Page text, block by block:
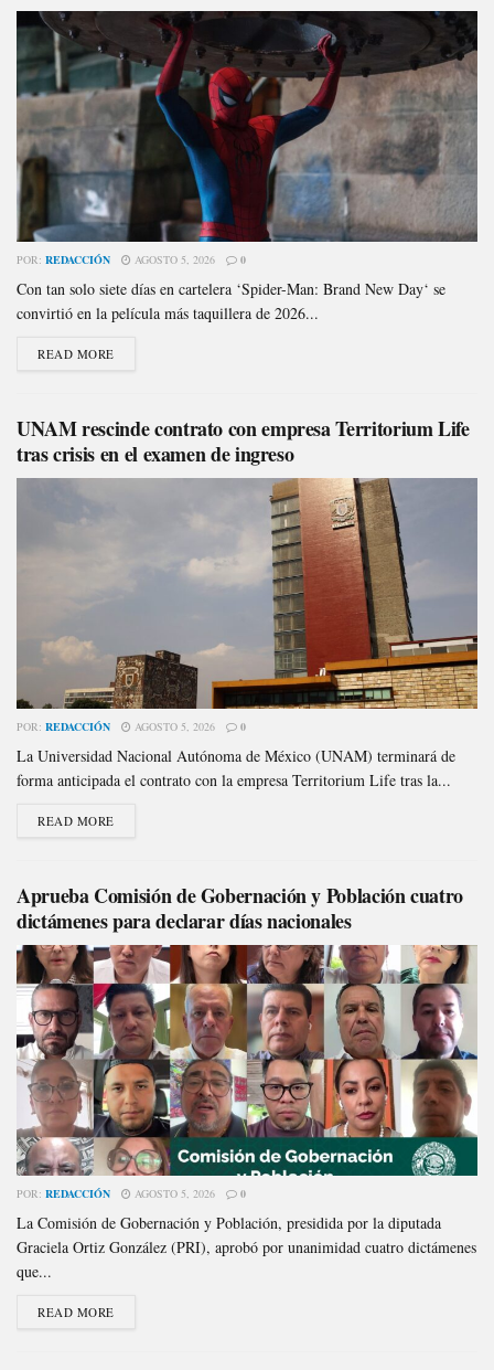
POR: REDACCIÓN AGOSTO 5, 2026 0
Con tan solo siete días en cartelera ‘Spider-Man: Brand New Day‘ se
convirtió en la película más taquillera de 2026...
READ MORE
UNAM rescinde contrato con empresa Territorium Life
tras crisis en el examen de ingreso
POR: REDACCIÓN AGOSTO 5, 2026 0
La Universidad Nacional Autónoma de México (UNAM) terminará de
forma anticipada el contrato con la empresa Territorium Life tras la...
READ MORE
Aprueba Comisión de Gobernación y Población cuatro
dictámenes para declarar días nacionales
POR: REDACCIÓN AGOSTO 5, 2026 0
La Comisión de Gobernación y Población, presidida por la diputada
Graciela Ortiz González (PRI), aprobó por unanimidad cuatro dictámenes
que...
READ MORE